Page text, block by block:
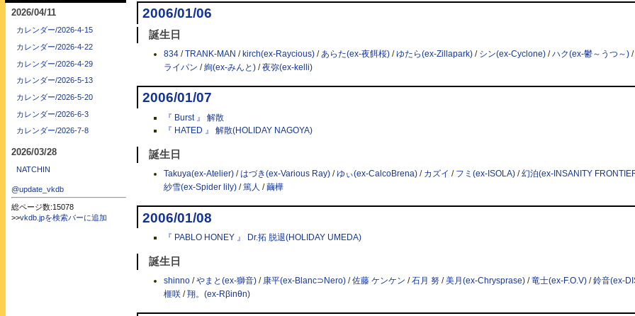
2006/01/06
誕生日
834 /TRANK-MAN /kirch(ex-Raycious) /あらた(ex-夜餌桜) /ゆたら(ex-Zillapark) / シン(ex-Cyclone) /ハク(ex-鬱～うつ～) /
ライパン /絢(ex-みんと) /夜弥(ex-kelli)
2006/01/07
『 Burst 』 解散
『 HATED 』 解散(HOLIDAY NAGOYA)
誕生日
Takuya(ex-Atelier) /はづき(ex-Various Ray) /ゆぃ(ex-CalcoBrena) / カズイ / フミ(ex-ISOLA) /幻泊(ex-INSANITY
紗雪(ex-Spider lily) /篤人 /繭樺
2006/01/08
『 PABLO HONEY 』 Dr.拓 脱退(HOLIDAY UMEDA)
誕生日
shinno /やまと(ex-獅音) / 康平(ex-Blanc⊃Nero) /佐藤 ケンケン /石月 努 /美月(ex-Chrysprase) /竜士(ex-F.O.V) /鈴音(ex-
榧咲 /翔。(ex-Rβinθn)
2026/04/11
カレンダー/2026-4-15
カレンダー/2026-4-22
カレンダー/2026-4-29
カレンダー/2026-5-13
カレンダー/2026-5-20
カレンダー/2026-6-3
カレンダー/2026-7-8
2026/03/28
NATCHIN
@update_vkdb
総ページ数:15078
>>vkdb.jpを検索バーに追加